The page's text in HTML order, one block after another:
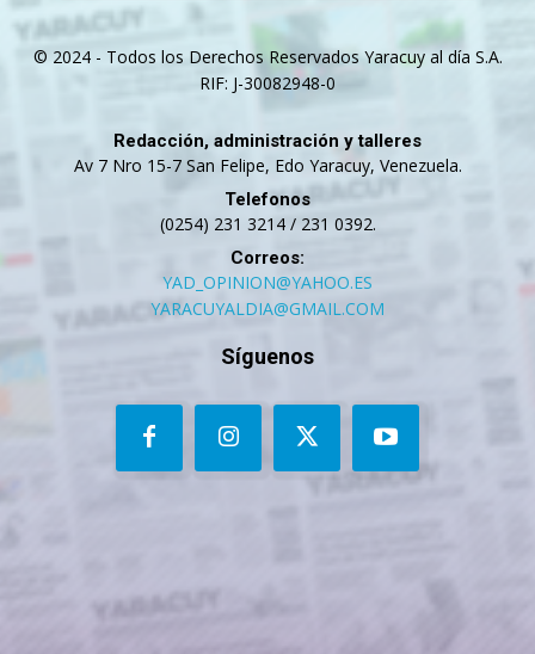
© 2024 - Todos los Derechos Reservados Yaracuy al día S.A.
RIF: J-30082948-0
Redacción, administración y talleres
Av 7 Nro 15-7 San Felipe, Edo Yaracuy, Venezuela.
Telefonos
(0254) 231 3214 / 231 0392.
Correos:
YAD_OPINION@YAHOO.ES
YARACUYALDIA@GMAIL.COM
Síguenos